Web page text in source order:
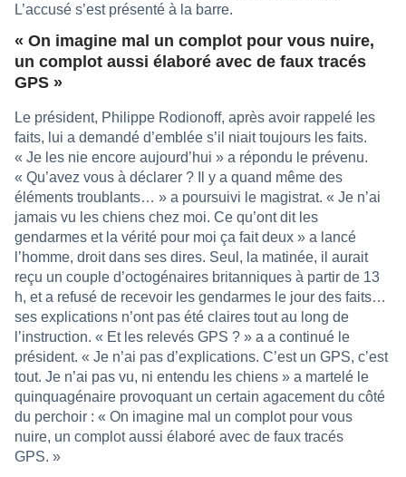
L’accusé s’est présenté à la barre.
« On imagine mal un complot pour vous nuire,
un complot aussi élaboré avec de faux tracés
GPS »
Le président, Philippe Rodionoff, après avoir rappelé les
faits, lui a demandé d’emblée s’il niait toujours les faits.
« Je les nie encore aujourd’hui » a répondu le prévenu.
« Qu’avez vous à déclarer ? Il y a quand même des
éléments troublants… » a poursuivi le magistrat. « Je n’ai
jamais vu les chiens chez moi. Ce qu’ont dit les
gendarmes et la vérité pour moi ça fait deux » a lancé
l’homme, droit dans ses dires. Seul, la matinée, il aurait
reçu un couple d’octogénaires britanniques à partir de 13
h, et a refusé de recevoir les gendarmes le jour des faits…
ses explications n’ont pas été claires tout au long de
l’instruction. « Et les relevés GPS ? » a a continué le
président. « Je n’ai pas d’explications. C’est un GPS, c’est
tout. Je n’ai pas vu, ni entendu les chiens » a martelé le
quinquagénaire provoquant un certain agacement du côté
du perchoir : « On imagine mal un complot pour vous
nuire, un complot aussi élaboré avec de faux tracés
GPS. »